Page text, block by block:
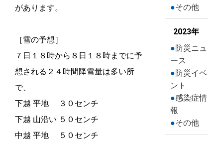
があります。
［雪の予想］
７日１８時から８日１８時までに予
想される２４時間降雪量は多い所
で、
下越 平地 ３０センチ
下越 山沿い ５０センチ
中越 平地 ５０センチ
その他
2023年
防災ニュ
ース
防災イベ
ント
感染症情
報
その他